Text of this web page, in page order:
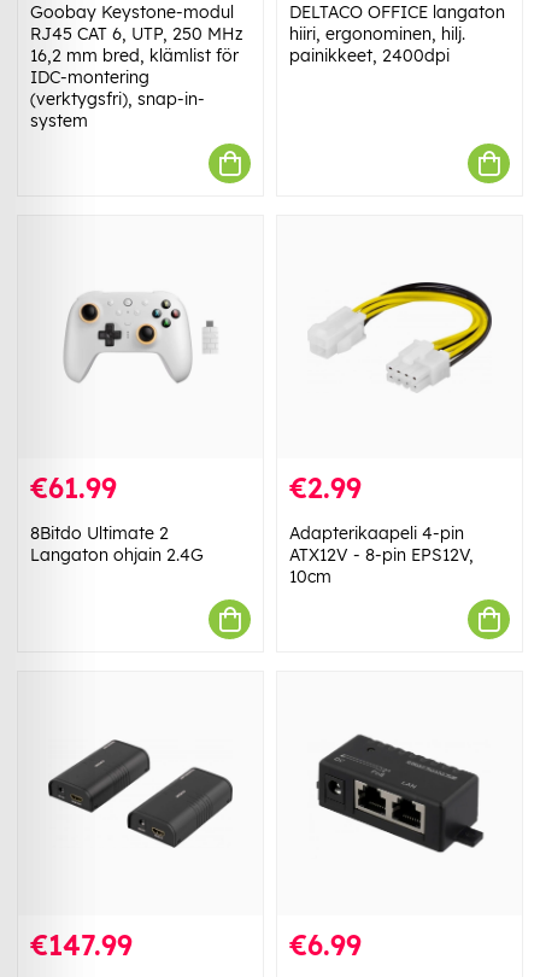
Goobay Keystone-modul
RJ45 CAT 6, UTP, 250 MHz
16,2 mm bred, klämlist för
IDC-montering
(verktygsfri), snap-in-
system
DELTACO OFFICE langaton
hiiri, ergonominen, hilj.
painikkeet, 2400dpi
€61.99
8Bitdo Ultimate 2
Langaton ohjain 2.4G
€2.99
Adapterikaapeli 4-pin
ATX12V - 8-pin EPS12V,
10cm
€147.99 €6.99